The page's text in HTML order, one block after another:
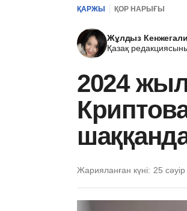
ҚАРЖЫ ҚОР НАРЫҒЫ
Жұлдыз
Қазақ
2024
Жарияланған күні: 25